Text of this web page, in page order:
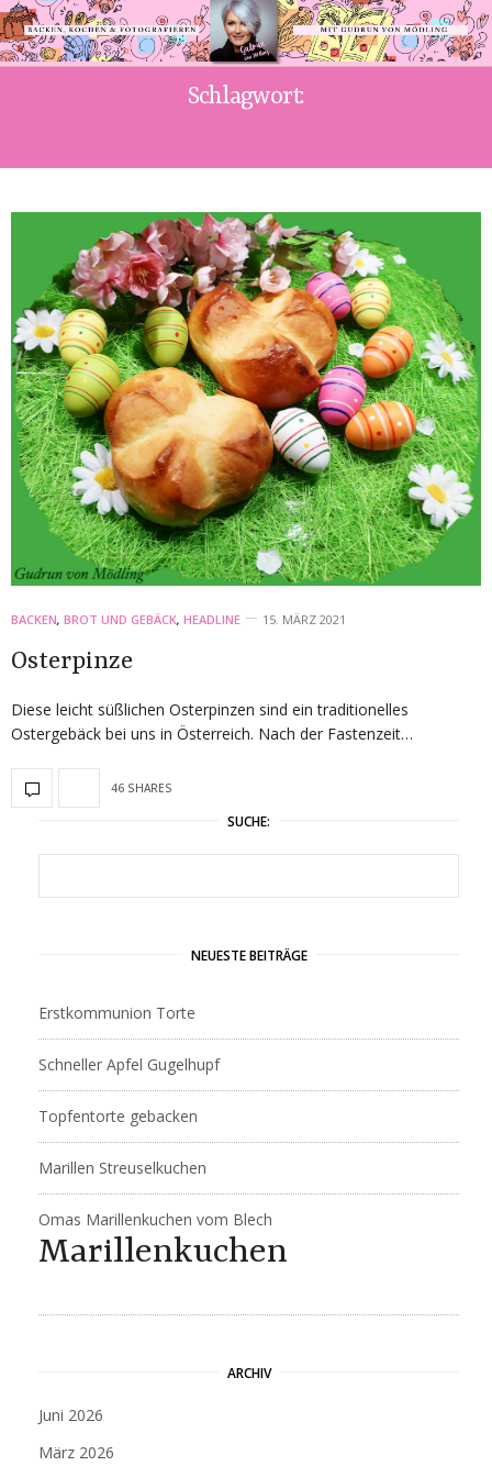
Schlagwort:
BACKEN, BROT UND GEBÄCK, HEADLINE 15. MÄRZ 2021
Osterpinze
Diese leicht süßlichen Osterpinzen sind ein traditionelles
Ostergebäck bei uns in Österreich. Nach der Fastenzeit…
46 SHARES
SUCHE:
NEUESTE BEITRÄGE
Erstkommunion Torte
Schneller Apfel Gugelhupf
Topfentorte gebacken
Marillen Streuselkuchen
Omas Marillenkuchen vom Blech
Marillenkuchen
ARCHIV
Juni 2026
März 2026